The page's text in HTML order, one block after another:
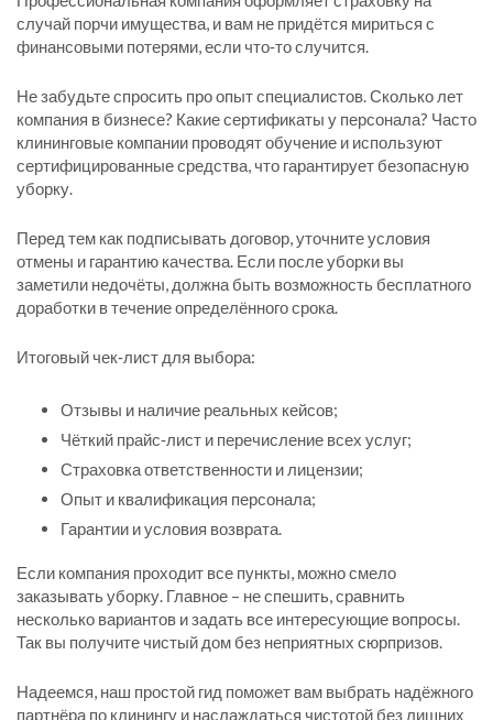
случай порчи имущества, и вам не придётся мириться с
финансовыми потерями, если что‑то случится.
Не забудьте спросить про опыт специалистов. Сколько лет
компания в бизнесе? Какие сертификаты у персонала? Часто
клининговые компании проводят обучение и используют
сертифицированные средства, что гарантирует безопасную
уборку.
Перед тем как подписывать договор, уточните условия
отмены и гарантию качества. Если после уборки вы
заметили недочёты, должна быть возможность бесплатного
доработки в течение определённого срока.
Итоговый чек‑лист для выбора:
Отзывы и наличие реальных кейсов;
Чёткий прайс‑лист и перечисление всех услуг;
Страховка ответственности и лицензии;
Опыт и квалификация персонала;
Гарантии и условия возврата.
Если компания проходит все пункты, можно смело
заказывать уборку. Главное – не спешить, сравнить
несколько вариантов и задать все интересующие вопросы.
Так вы получите чистый дом без неприятных сюрпризов.
Надеемся, наш простой гид поможет вам выбрать надёжного
партнёра по клинингу и наслаждаться чистотой без лишних